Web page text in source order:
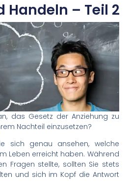
Handeln – Teil 2
das Gesetz der Anziehung zu
Nachteil einzusetzen?
sich genau ansehen, welche
Leben erreicht haben. Während
Fragen stellte, sollten Sie stets
und sich im Kopf die Antwort